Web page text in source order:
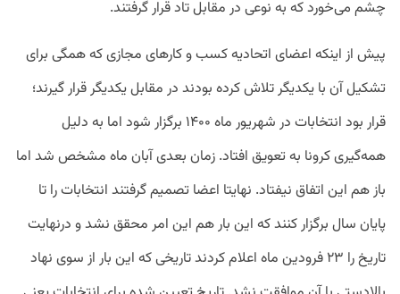
چشم می‌خورد که به نوعی در مقابل تاد قرار گرفتند.
پیش از اینکه اعضای اتحادیه کسب و کارهای مجازی که همگی برای
تشکیل آن با یکدیگر تلاش کرده‌ بودند در مقابل یکدیگر قرار گیرند؛
قرار بود انتخابات در شهریور ماه ۱۴۰۰ برگزار شود اما به دلیل
همه‌گیری کرونا به تعویق افتاد. زمان بعدی آبان ماه مشخص شد اما
باز هم این اتفاق نیفتاد. نهایتا اعضا تصمیم گرفتند انتخابات را تا
پایان سال برگزار کنند که این بار هم این امر محقق نشد و درنهایت
تاریخ را ۲۳ فرودین ماه اعلام کردند تاریخی که این بار از سوی نهاد